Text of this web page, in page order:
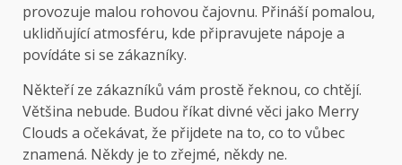
provozuje malou rohovou čajovnu. Přináší pomalou,
uklidňující atmosféru, kde připravujete nápoje a
povídáte si se zákazníky.
Někteří ze zákazníků vám prostě řeknou, co chtějí.
Většina nebude. Budou říkat divné věci jako Merry
Clouds a očekávat, že přijdete na to, co to vůbec
znamená. Někdy je to zřejmé, někdy ne.